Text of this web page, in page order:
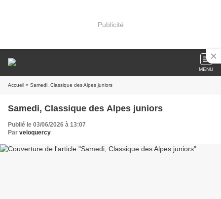
Publicité
MENU
Accueil » Samedi, Classique des Alpes juniors
Samedi, Classique des Alpes juniors
Publié le 03/06/2026 à 13:07
Par veloquercy